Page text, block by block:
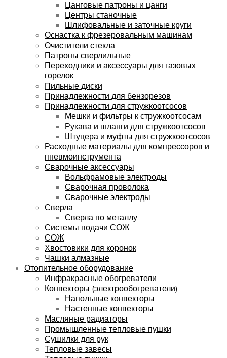
Цанговые патроны и цанги
Центры станочные
Шлифовальные и заточные круги
Оснастка к фрезеровальным машинам
Очистители стекла
Патроны сверлильные
Переходники и аксессуары для газовых
горелок
Пильные диски
Принадлежности для бензорезов
Принадлежности для стружкоотсосов
Мешки и фильтры к стружкоотсосам
Рукава и шланги для стружкоотсосов
Штуцера и муфты для стружкоотсосов
Расходные материалы для компрессоров и
пневмоинструмента
Сварочные аксессуары
Вольфрамовые электроды
Сварочная проволока
Сварочные электроды
Сверла
Сверла по металлу
Системы подачи СОЖ
СОЖ
Хвостовики для коронок
Чашки алмазные
Отопительное оборудование
Инфракрасные обогреватели
Конвекторы (электрообогреватели)
Напольные конвекторы
Настенные конвекторы
Масляные радиаторы
Промышленные тепловые пушки
Сушилки для рук
Тепловые завесы